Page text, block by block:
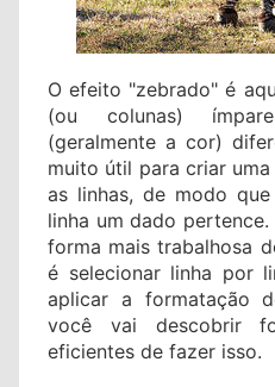
O efeito "zebrado" é
(ou colunas)
(geralmente a cor)
muito útil para criar
as linhas, de modo
linha um dado
forma mais trabalhosa
é selecionar linha por
aplicar a formatação
você vai descobrir
eficientes de fazer isso.